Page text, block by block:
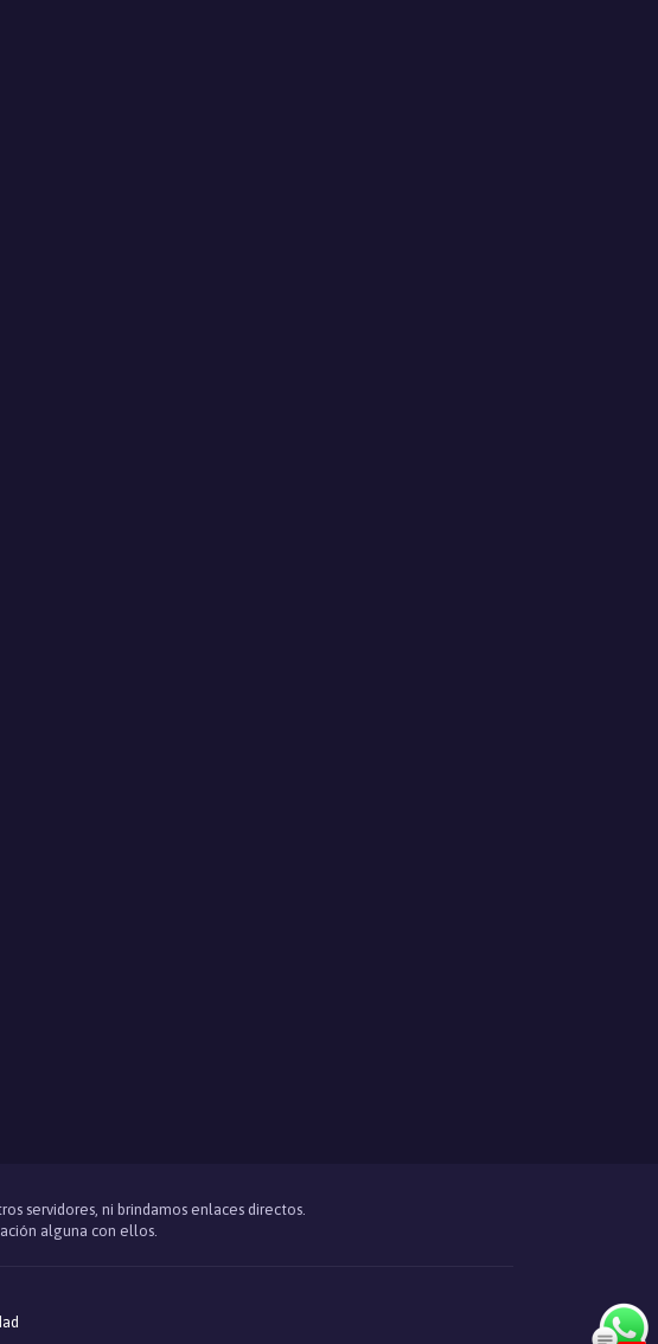
servidores, ni brindamos enlaces directos.
alguna con ellos.